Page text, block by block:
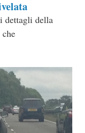
dettagli della